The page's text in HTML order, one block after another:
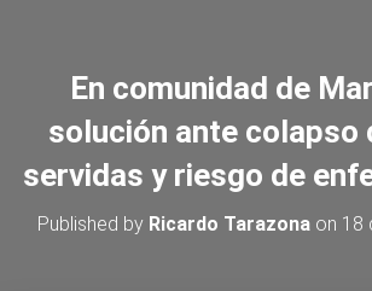
En comunidad de
solución ante colapso
servidas y riesgo de
Published by Ricardo Tarazonaon 18